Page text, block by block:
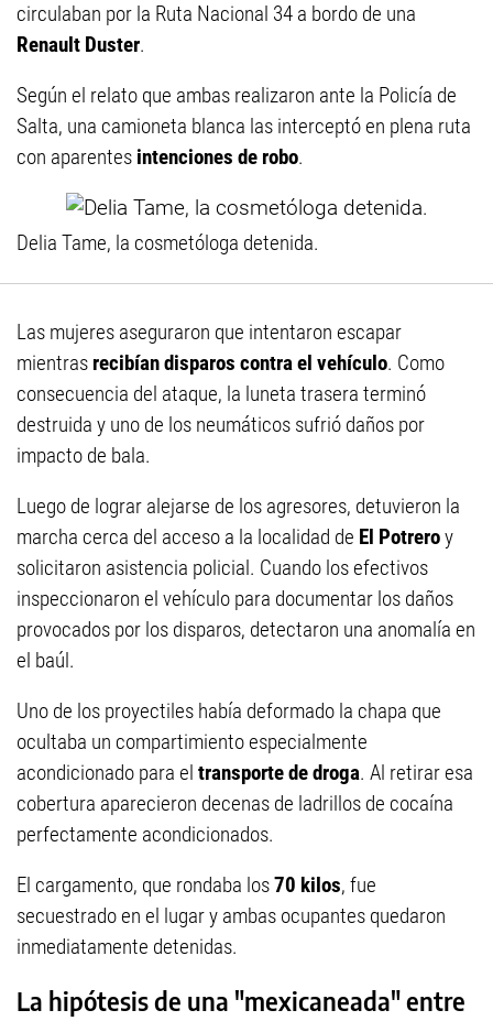
circulaban por la Ruta Nacional 34 a bordo de una
Renault Duster.
Según el relato que ambas realizaron ante la Policía de
Salta, una camioneta blanca las interceptó en plena ruta
con aparentes intenciones de robo.
Delia Tame, la cosmetóloga detenida.
Las mujeres aseguraron que intentaron escapar
mientras recibían disparos contra el vehículo. Como
consecuencia del ataque, la luneta trasera terminó
destruida y uno de los neumáticos sufrió daños por
impacto de bala.
Luego de lograr alejarse de los agresores, detuvieron la
marcha cerca del acceso a la localidad de El Potreroy
solicitaron asistencia policial. Cuando los efectivos
inspeccionaron el vehículo para documentar los daños
provocados por los disparos, detectaron una anomalía en
el baúl.
Uno de los proyectiles había deformado la chapa que
ocultaba un compartimiento especialmente
acondicionado para el transporte de droga. Al retirar esa
cobertura aparecieron decenas de ladrillos de cocaína
perfectamente acondicionados.
El cargamento, que rondaba los70 kilos, fue
secuestrado en el lugar y ambas ocupantes quedaron
inmediatamente detenidas.
La hipótesis de una "mexicaneada" entre